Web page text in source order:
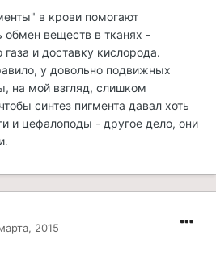
в крови помогают
обмен веществ в тканях -
и доставку кислорода.
у довольно подвижных
на мой взгляд, слишком
синтез пигмента давал хоть
и цефалоподы - другое дело, они
2015